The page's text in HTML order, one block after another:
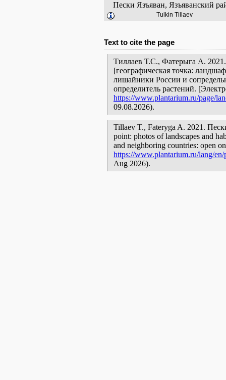
Пески Язъяван, Язъяванский
Tulkin Tillaev
Text to cite the page
Тиллаев Т.С., Фатерыга А.
[географическая точка:
лишайники России и
определитель растений.
https://www.plantarium.ru/page/
09.08.2026).
Tillaev T., Fateryga A. 2021.
point: photos of landscapes and
and neighboring countries: open
https://www.plantarium.ru/lang/en/
Aug 2026).